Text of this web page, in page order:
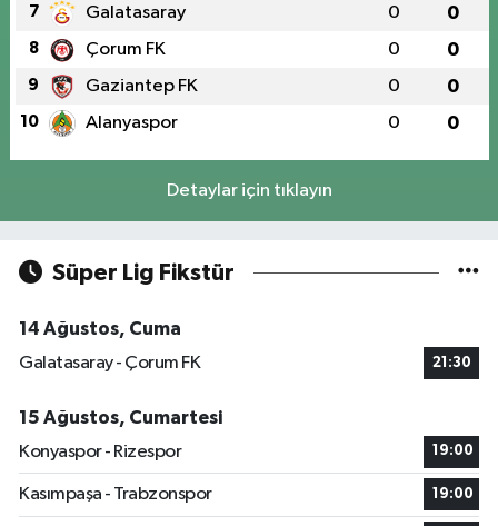
7 Galatasaray 0 0
8 Çorum FK 0 0
9 Gaziantep FK 0 0
10 Alanyaspor 0 0
Detaylar için tıklayın
Süper Lig Fikstür
14 Ağustos, Cuma
Galatasaray - Çorum FK
21:30
15 Ağustos, Cumartesi
Konyaspor - Rizespor
19:00
Kasımpaşa - Trabzonspor 19:00